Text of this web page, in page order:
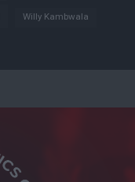
Willy Kambwala